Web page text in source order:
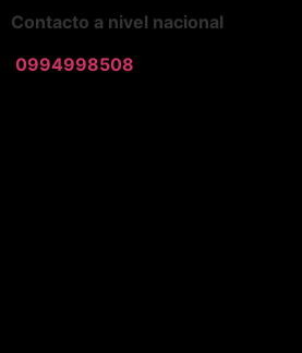
Contacto a nivel nacional
0994998508